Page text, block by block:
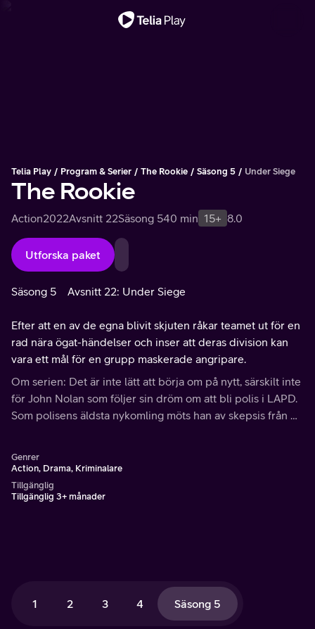
Telia Play Program & Serier The Rookie Säsong 5 Under Siege
The Rookie
Action2022Avsnitt 22Säsong 540 min 15+ 8.0
Utforska paket
Säsong 5 Avsnitt 22: Under Siege
Efter att en av de egna blivit skjuten råkar teamet ut för en
rad nära ögat-händelser och inser att deras division kan
vara ett mål för en grupp maskerade angripare.
Om serien: Det är inte lätt att börja om på nytt, särskilt inte
för John Nolan som följer sin dröm om att bli polis i LAPD.
Som polisens äldsta nykomling möts han av skepsis från de
Genrer
Action, Drama, Kriminalare
Tillgänglig
Tillgänglig 3+ månader
1 2 3 4 Säsong 5